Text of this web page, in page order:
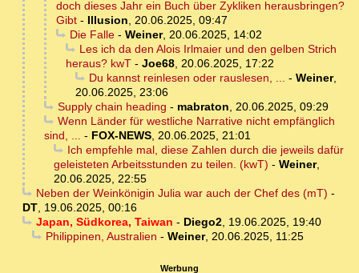
doch dieses Jahr ein Buch über Zykliken herausbringen?
Gibt - Illusion, 20.06.2025, 09:47
Die Falle- Weiner, 20.06.2025, 14:02
Les ich da den Alois Irlmaier und den gelben Strich
heraus? kwT - Joe68, 20.06.2025, 17:22
Du kannst reinlesen oder rauslesen, ... - Weiner,
20.06.2025, 23:06
Supply chain heading - mabraton, 20.06.2025, 09:29
Wenn Länder für westliche Narrative nicht empfänglich
sind, ... - FOX-NEWS, 20.06.2025, 21:01
Ich empfehle mal, diese Zahlen durch die jeweils dafür
geleisteten Arbeitsstunden zu teilen. (kwT) - Weiner,
20.06.2025, 22:55
Neben der Weinkönigin Julia war auch der Chef des (mT) -
DT, 19.06.2025, 00:16
Japan, Südkorea, Taiwan - Diego2, 19.06.2025, 19:40
Philippinen, Australien - Weiner, 20.06.2025, 11:25
Werbung